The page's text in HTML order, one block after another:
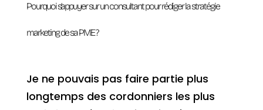
Pourquoi s’appuyer sur un consultant pour rédiger la stratégie
marketing de sa PME ?
Je ne pouvais pas faire partie plus
longtemps des cordonniers les plus